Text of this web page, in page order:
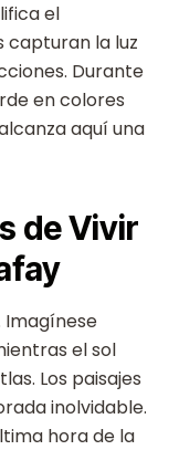
el
capturan la luz
Durante
en colores
aquí una
de Vivir
Imagínese
el sol
Los paisajes
inolvidable.
hora de la